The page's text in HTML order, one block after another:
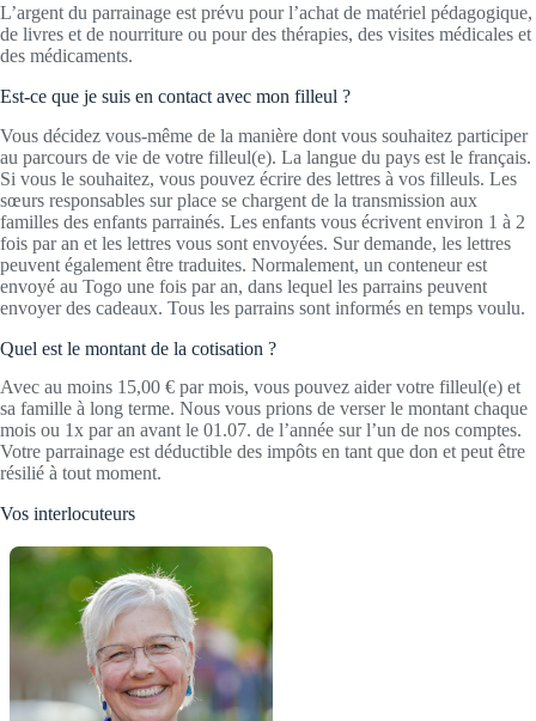
L’argent du parrainage est prévu pour l’achat de matériel pédagogique,
de livres et de nourriture ou pour des thérapies, des visites médicales et
des médicaments.
Est-ce que je suis en contact avec mon filleul ?
Vous décidez vous-même de la manière dont vous souhaitez participer
au parcours de vie de votre filleul(e). La langue du pays est le français.
Si vous le souhaitez, vous pouvez écrire des lettres à vos filleuls. Les
sœurs responsables sur place se chargent de la transmission aux
familles des enfants parrainés. Les enfants vous écrivent environ 1 à 2
fois par an et les lettres vous sont envoyées. Sur demande, les lettres
peuvent également être traduites. Normalement, un conteneur est
envoyé au Togo une fois par an, dans lequel les parrains peuvent
envoyer des cadeaux. Tous les parrains sont informés en temps voulu.
Quel est le montant de la cotisation ?
Avec au moins 15,00 € par mois, vous pouvez aider votre filleul(e) et
sa famille à long terme. Nous vous prions de verser le montant chaque
mois ou 1x par an avant le 01.07. de l’année sur l’un de nos comptes.
Votre parrainage est déductible des impôts en tant que don et peut être
résilié à tout moment.
Vos interlocuteurs